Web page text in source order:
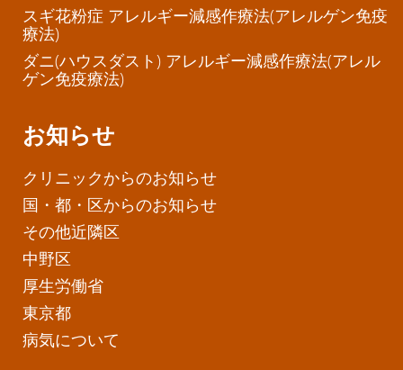
スギ花粉症 アレルギー減感作療法(アレルゲン免疫
療法)
ダニ(ハウスダスト) アレルギー減感作療法(アレル
ゲン免疫療法)
お知らせ
クリニックからのお知らせ
国・都・区からのお知らせ
その他近隣区
中野区
厚生労働省
東京都
病気について